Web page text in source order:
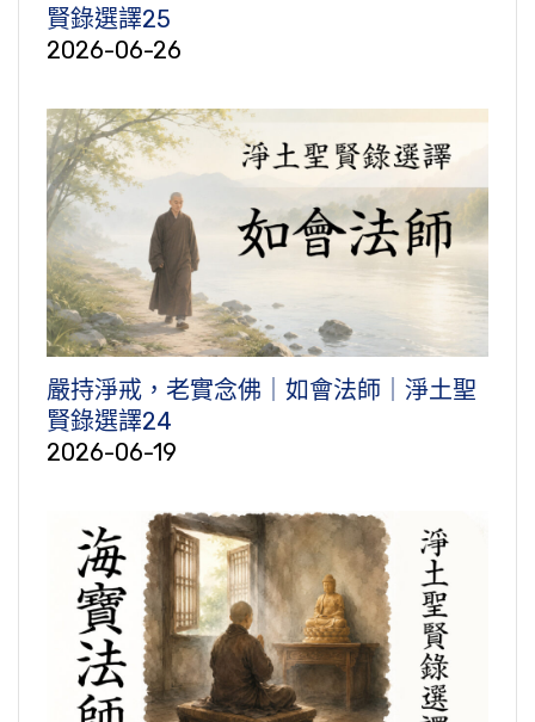
賢錄選譯25
2026-06-26
嚴持淨戒，老實念佛｜如會法師｜淨土聖
賢錄選譯24
2026-06-19